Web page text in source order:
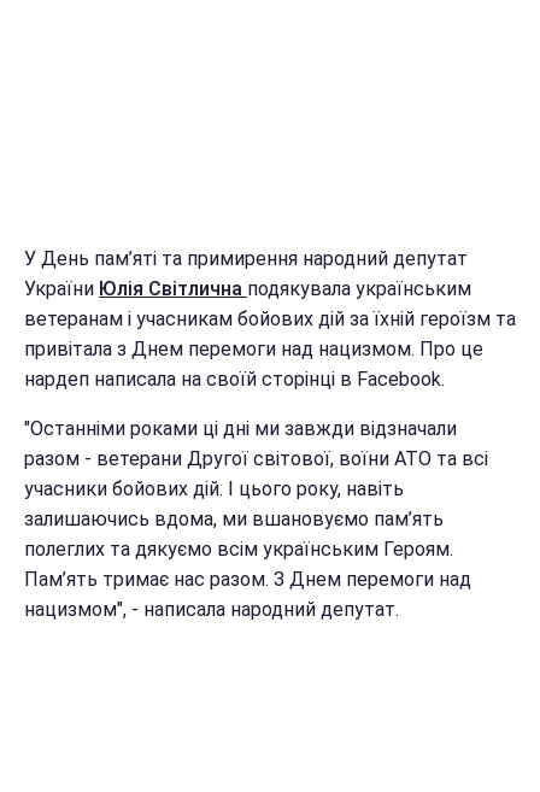
У День пам’яті та примирення народний депутат
України Юлія Світлична подякувала українським
ветеранам і учасникам бойових дій за їхній героїзм та
привітала з Днем перемоги над нацизмом. Про це
нардеп написала на своїй сторінці в Facebook.
"Останніми роками ці дні ми завжди відзначали
разом - ветерани Другої світової, воїни АТО та всі
учасники бойових дій. І цього року, навіть
залишаючись вдома, ми вшановуємо пам’ять
полеглих та дякуємо всім українським Героям.
Пам’ять тримає нас разом. З Днем перемоги над
нацизмом", - написала народний депутат.